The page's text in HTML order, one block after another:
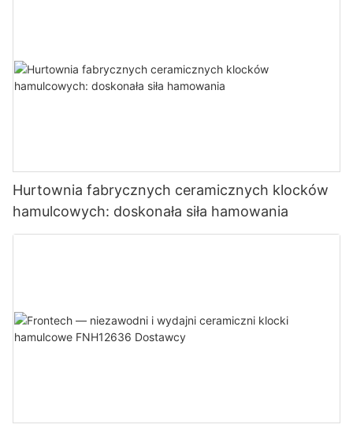
Hurtownia fabrycznych ceramicznych klocków
hamulcowych: doskonała siła hamowania